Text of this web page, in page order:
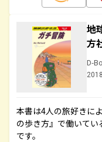
地
方
D-
本書は4人の旅好きに
の歩き方』で働いて
です。